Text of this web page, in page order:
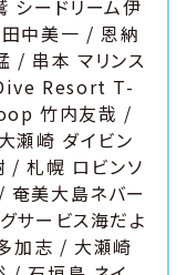
シードリーム伊
中美一 / 恩納
/ 串本 マリンス
Resort T-
竹内友哉 /
瀬崎 ダイビン
/ 札幌 ロビンソ
奄美大島ネバー
サービス海だよ
加志 / 大瀬崎